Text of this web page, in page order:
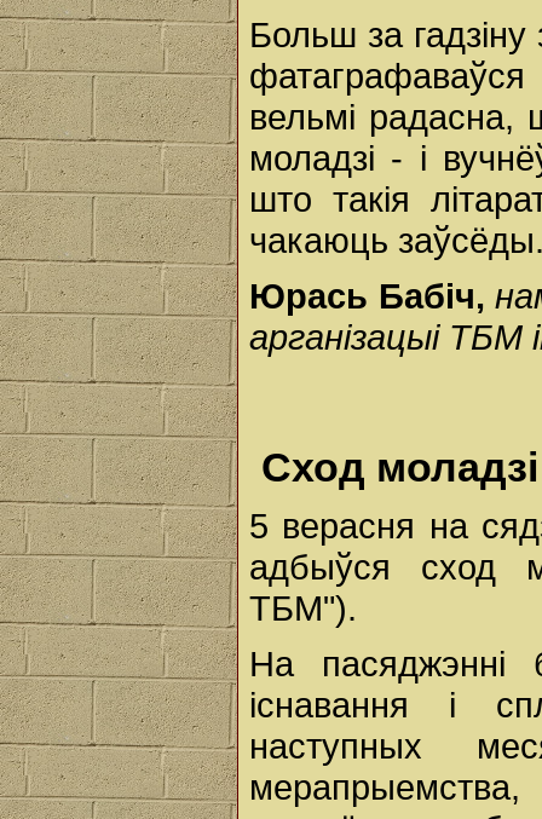
Больш за
фатаграфаваўся
вельмі радасна,
моладзі - і
што такія
чакаюць
Юрась Бабіч,
арганізацыі
Сход
5 верасня на
адбыўся сход
ТБМ").
На пасяджэнні
існавання і
наступных